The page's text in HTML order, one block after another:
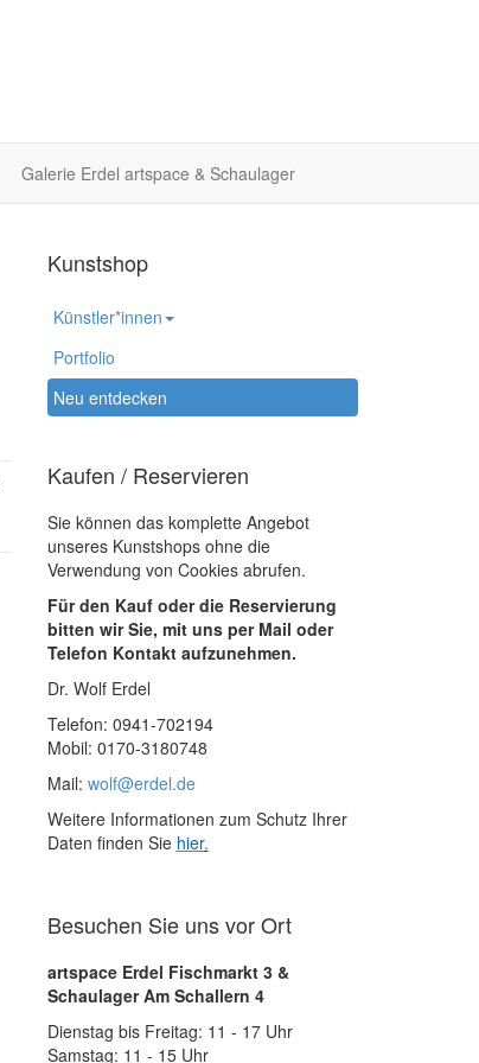
Galerie Erdel artspace & Schaulager
Kunstshop
Künstler*innen
Portfolio
Neu entdecken
Kaufen / Reservieren
Sie können das komplette Angebot
unseres Kunstshops ohne die
Verwendung von Cookies abrufen.
Für den Kauf oder die Reservierung
bitten wir Sie, mit uns per Mail oder
Telefon Kontakt aufzunehmen.
Dr. Wolf Erdel
Telefon: 0941-702194
Mobil: 0170-3180748
Mail: wolf@erdel.de
Weitere Informationen zum Schutz Ihrer
Daten finden Sie hier.
Besuchen Sie uns vor Ort
artspace Erdel Fischmarkt 3 &
Schaulager Am Schallern 4
Dienstag bis Freitag: 11 - 17 Uhr
Samstag: 11 - 15 Uhr